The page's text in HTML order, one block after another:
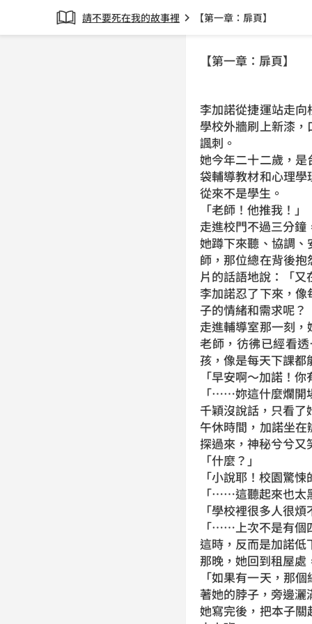
請不要死在我的故事裡 chevron_right 【第一章：扉頁】
【第一章：扉頁】
李加諾從捷運站走
學校外牆刷上新漆
諷刺。
她今年二十二歲，
袋輔導教材和心理
從來不是學生。
「老師！他推我！
走進校門不過三分
她蹲下來聽、協調
師，那位總在背後
片的話語地說：「又
李加諾忍了下來，
子的情緒和需求呢？
走進輔導室那一刻
老師，彷彿已經看
孩，像是每天下課都
「早安啊～加諾！
「……妳這什麼爛開
千穎沒說話，只看了
午休時間，加諾坐
探過來，神秘兮兮又
「什麼？」
「小說耶！校園驚
「……這聽起來也太
「學校裡很多人很
「……上次不是有個
這時，反而是加諾低
那晚，她回到租屋處
「如果有一天，那
著她的脖子，旁邊
她寫完後，把本子